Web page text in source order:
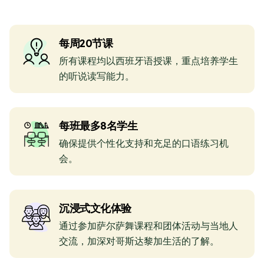
每周20节课
所有课程均以西班牙语授课，重点培养学生
的听说读写能力。
每班最多8名学生
确保提供个性化支持和充足的口语练习机
会。
沉浸式文化体验
通过参加萨尔萨舞课程和团体活动与当地人
交流，加深对哥斯达黎加生活的了解。